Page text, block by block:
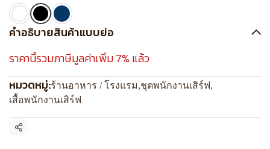
คำอธิบายสินค้าแบบย่อ
ราคานี้รวมภาษีมูลค่าเพิ่ม 7% แล้ว
หมวดหมู่:ร้านอาหาร / โรงแรม,ชุดพนักงานเสิร์ฟ,
เสื้อพนักงานเสิร์ฟ
แชร์